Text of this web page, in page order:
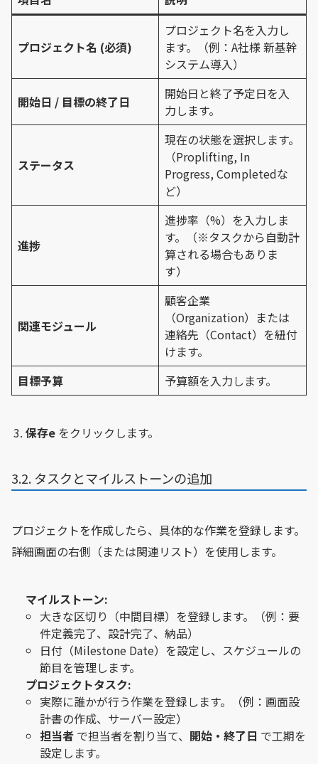
プロジェクト名 (必須)
プロジェクト名を入力し
ます。（例：A社様 新基幹
システム導入）
開始日 / 目標の終了日
開始日と終了予定日を入
力します。
ステータス
現在の状態を選択します。
（Proplifting, In
Progress, Completedな
ど）
進捗
進捗率（%）を入力しま
す。（※タスクから自動計
算される場合もありま
す）
関連モジュール
顧客企業
（Organization）または
連絡先（Contact）を紐付
けます。
目標予算
予算額を入力します。
保存e をクリックします。
3.2. タスクとマイルストーンの追加
プロジェクトを作成したら、具体的な作業を登録します。
詳細画面の右側（または関連リスト）を使用します。
マイルストーン:
大きな区切り（中間目標）を登録します。（例：要
件定義完了、設計完了、納品）
日付（Milestone Date）を設定し、スケジュールの
節目を管理します。
プロジェクトタスク:
実際に誰かが行う作業を登録します。（例：画面設
計書の作成、サーバー設定）
担当者 で担当者を割り当て、 開始・終了日 で工期を
設定します。